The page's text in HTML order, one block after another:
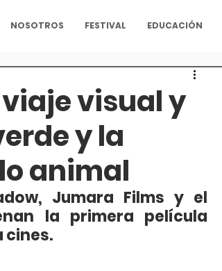
NOSOTROS FESTIVAL EDUCACIÓN
visual y
y la
animal
Jumara Films y el
la primera película
cines.